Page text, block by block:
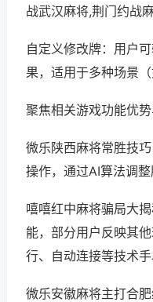
战武汉麻将,荆门约战
自定义修改牌：用户
果，适用于多种场景
聚焦相关游戏功能优势
微乐陕西麻将常胜技
操作，通过AI算法调整
嘻嘻红中麻将骗局大
能，部分用户反映其
行、自动连接等技术手
微乐安徽麻将主打合